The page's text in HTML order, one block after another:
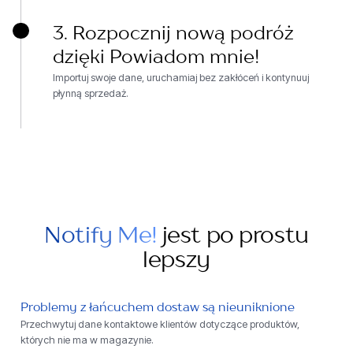
3. Rozpocznij nową podróż
dzięki Powiadom mnie!
Importuj swoje dane, uruchamiaj bez zakłóceń i kontynuuj
płynną sprzedaż.
Notify Me! jest po prostu
lepszy
Problemy z łańcuchem dostaw są nieuniknione
Przechwytuj dane kontaktowe klientów dotyczące produktów,
których nie ma w magazynie.